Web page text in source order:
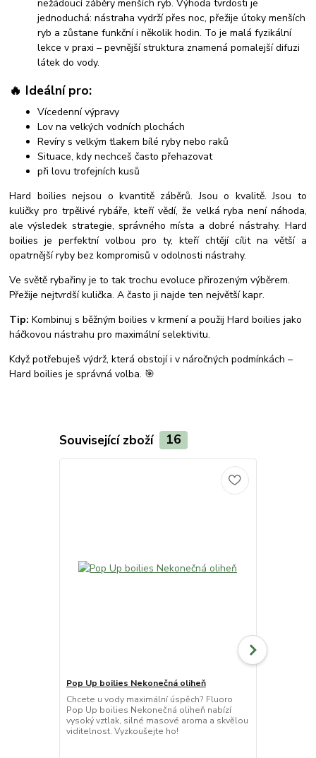
nežádoucí záběry menších ryb. Výhoda tvrdosti je
jednoduchá: nástraha vydrží přes noc, přežije útoky menších
ryb a zůstane funkční i několik hodin. To je malá fyzikální
lekce v praxi – pevnější struktura znamená pomalejší difuzi
látek do vody.
🔥 Ideální pro:
Vícedenní výpravy
Lov na velkých vodních plochách
Revíry s velkým tlakem bílé ryby nebo raků
Situace, kdy nechceš často přehazovat
při lovu trofejních kusů
Hard boilies nejsou o kvantitě záběrů. Jsou o kvalitě. Jsou to
kuličky pro trpělivé rybáře, kteří vědí, že velká ryba není náhoda,
ale výsledek strategie, správného místa a dobré nástrahy. Hard
boilies je perfektní volbou pro ty, kteří chtějí cílit na větší a
opatrnější ryby bez kompromisů v odolnosti nástrahy.
Ve světě rybařiny je to tak trochu evoluce přirozeným výběrem.
Přežije nejtvrdší kulička. A často ji najde ten největší kapr.
Tip: Kombinuj s běžným boilies v krmení a použij Hard boilies jako
háčkovou nástrahu pro maximální selektivitu.
Když potřebuješ výdrž, která obstojí i v náročných podmínkách –
Hard boilies je správná volba. 🎯
Související zboží 16
Pop Up boilies Nekonečná oliheň
Chcete u vody maximální úspěch? Fluoro
Pop Up boilies Nekonečná oliheň nabízí
vysoký vztlak, silné masové aroma a skvělou
viditelnost. Vyzkoušejte ho!